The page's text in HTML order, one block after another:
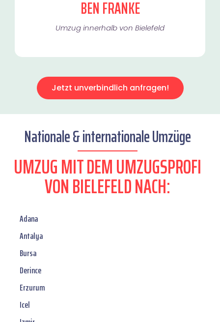
BEN FRANKE
Umzug innerhalb von Bielefeld​
Jetzt unverbindlich anfragen!
Nationale & internationale Umzüge
UMZUG MIT DEM UMZUGSPROFI
VON BIELEFELD NACH:
Adana
Antalya
Bursa
Derince
Erzurum
Icel